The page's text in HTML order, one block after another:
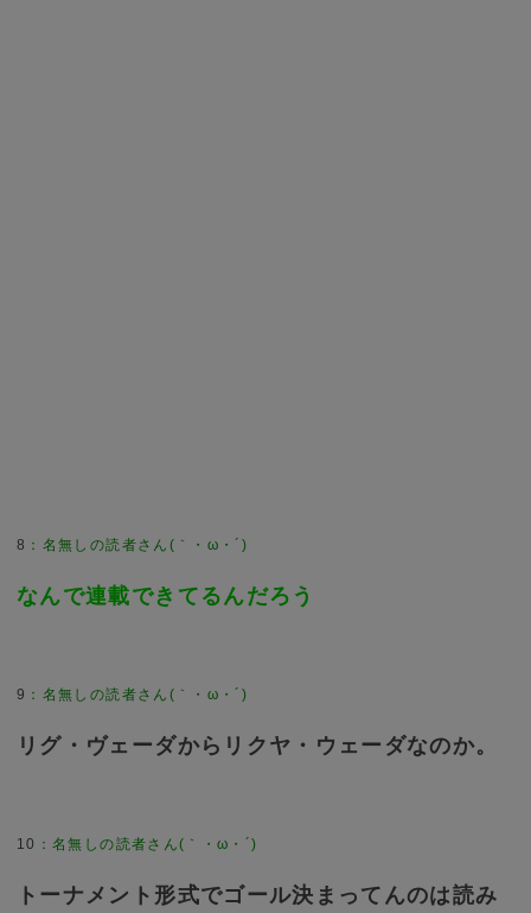
8 ： 名無しの読者さん(｀・ω・´)
なんで連載できてるんだろう
9 ： 名無しの読者さん(｀・ω・´)
リグ・ヴェーダからリクヤ・ウェーダなのか。
10 ：名無しの読者さん(｀・ω・´)
トーナメント形式でゴール決まってんのは読み